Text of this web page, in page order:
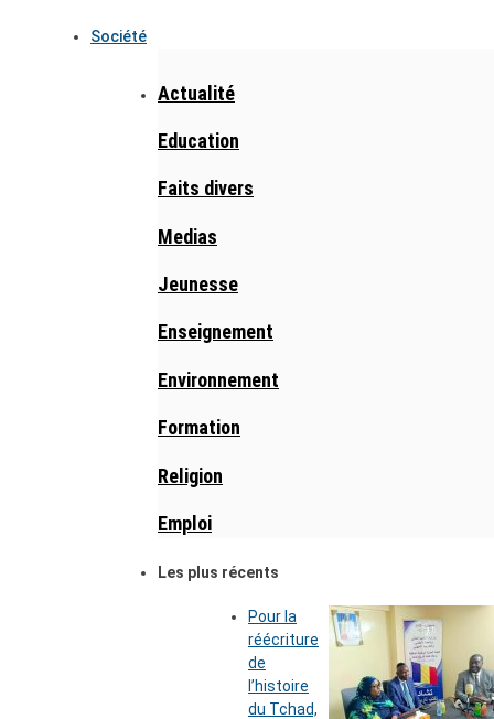
Société
Actualité
Education
Faits divers
Medias
Jeunesse
Enseignement
Environnement
Formation
Religion
Emploi
Les plus récents
Pour la
réécriture
de
l’histoire
du Tchad,